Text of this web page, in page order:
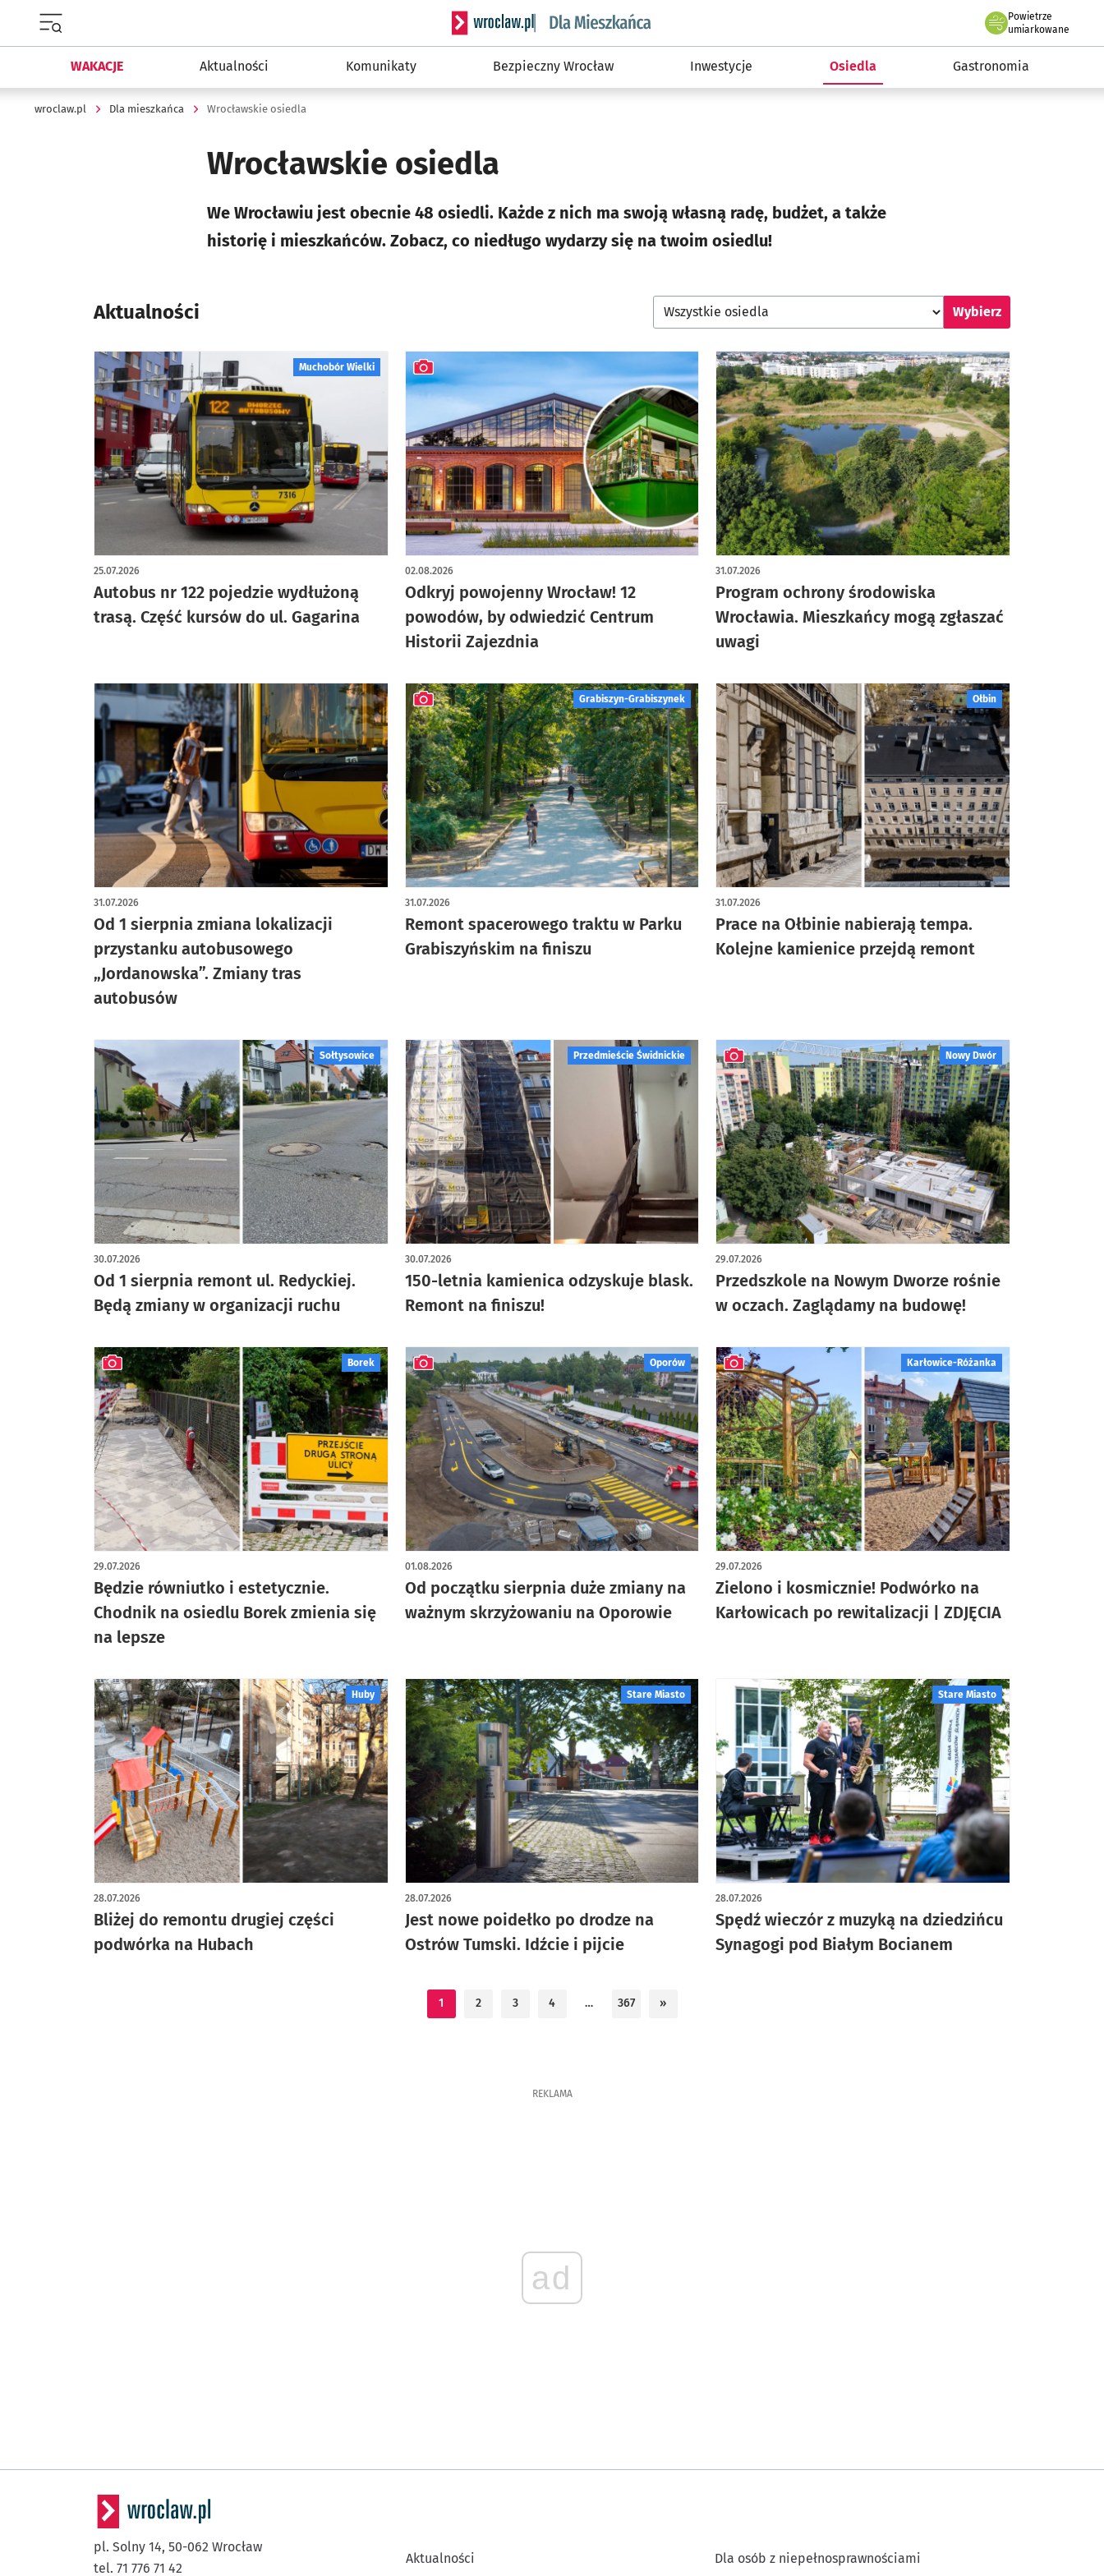
Serwis informacyjny wroclaw.pl podserwis: Dla mieszkańca
Powietrze
we Wrocławiu
umiarkowane
WAKACJE Aktualności Komunikaty Bezpieczny Wrocław Inwestycje Osiedla Gastronomia
wroclaw.pl Dla mieszkańca Wrocławskie osiedla
Wrocławskie osiedla
We Wrocławiu jest obecnie 48 osiedli. Każde z nich ma swoją własną radę, budżet, a także
historię i mieszkańców. Zobacz, co niedługo wydarzy się na twoim osiedlu!
Aktualności Wybierz
Muchobór Wielki
Autobus nr 122 pojedzie wydłużoną
trasą. Część kursów do ul. Gagarina
25.07.2026
Odkryj powojenny Wrocław! 12
powodów, by odwiedzić Centrum
Historii Zajezdnia
02.08.2026
artykuł z galerią zdjęć
Program ochrony środowiska
Wrocławia. Mieszkańcy mogą zgłaszać
uwagi
31.07.2026
Od 1 sierpnia zmiana lokalizacji
przystanku autobusowego
„Jordanowska”. Zmiany tras
autobusów
31.07.2026
Grabiszyn-Grabiszynek
Remont spacerowego traktu w Parku
Grabiszyńskim na finiszu
31.07.2026
artykuł z galerią zdjęć
Ołbin
Prace na Ołbinie nabierają tempa.
Kolejne kamienice przejdą remont
31.07.2026
Sołtysowice
Od 1 sierpnia remont ul. Redyckiej.
Będą zmiany w organizacji ruchu
30.07.2026
Przedmieście Świdnickie
150-letnia kamienica odzyskuje blask.
Remont na finiszu!
30.07.2026
Nowy Dwór
Przedszkole na Nowym Dworze rośnie
w oczach. Zaglądamy na budowę!
29.07.2026
artykuł z galerią zdjęć
Borek
Będzie równiutko i estetycznie.
Chodnik na osiedlu Borek zmienia się
na lepsze
29.07.2026
artykuł z galerią zdjęć
Oporów
Od początku sierpnia duże zmiany na
ważnym skrzyżowaniu na Oporowie
01.08.2026
artykuł z galerią zdjęć
Karłowice-Różanka
Zielono i kosmicznie! Podwórko na
Karłowicach po rewitalizacji | ZDJĘCIA
29.07.2026
artykuł z galerią zdjęć
Huby
Bliżej do remontu drugiej części
podwórka na Hubach
28.07.2026
Stare Miasto
Jest nowe poidełko po drodze na
Ostrów Tumski. Idźcie i pijcie
28.07.2026
Stare Miasto
Spędź wieczór z muzyką na dziedzińcu
Synagogi pod Białym Bocianem
28.07.2026
1 2 3 4 … 367 »
REKLAMA
ad
pl. Solny 14, 50-062 Wrocław
tel. 71 776 71 42
Aktualności Dla osób z niepełnosprawnościami